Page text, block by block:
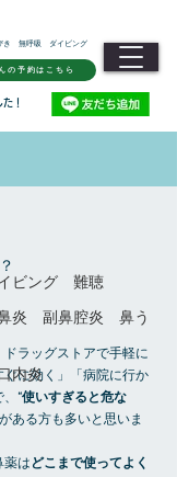
無呼吸 ダイビング
の予約はこちら
！
ビング 難聴
炎 副鼻腔炎 鼻う
内炎
ラッグストアで手軽に
に効く」「病院に行か
“使いすぎると危な
ある方も多いと思いま
薬は どこまで使ってよく